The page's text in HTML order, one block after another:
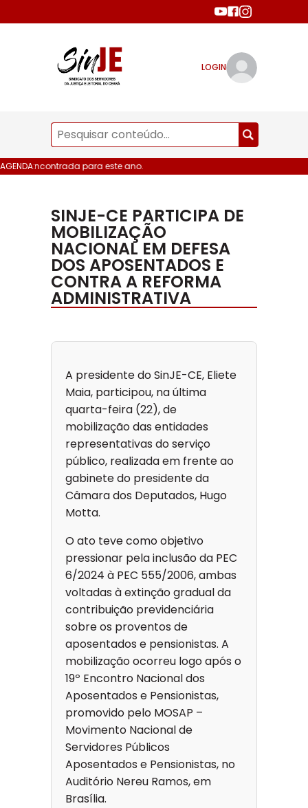
LOGIN
AGENDA:
data encontrada para este ano.
SINJE-CE PARTICIPA DE
MOBILIZAÇÃO
NACIONAL EM DEFESA
DOS APOSENTADOS E
CONTRA A REFORMA
ADMINISTRATIVA
A presidente do SinJE-CE, Eliete
Maia, participou, na última
quarta-feira (22), de
mobilização das entidades
representativas do serviço
público, realizada em frente ao
gabinete do presidente da
Câmara dos Deputados, Hugo
Motta.
O ato teve como objetivo
pressionar pela inclusão da PEC
6/2024 à PEC 555/2006, ambas
voltadas à extinção gradual da
contribuição previdenciária
sobre os proventos de
aposentados e pensionistas. A
mobilização ocorreu logo após o
19º Encontro Nacional dos
Aposentados e Pensionistas,
promovido pelo MOSAP –
Movimento Nacional de
Servidores Públicos
Aposentados e Pensionistas, no
Auditório Nereu Ramos, em
Brasília.